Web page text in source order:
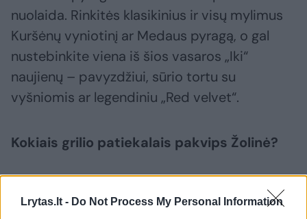
Lrytas.lt - Do Not Process My Personal Information
nuolaida. Rinkitės klasikinius ir visų mylimus
Kuršėnų vyniotinį ar Medaus pyragą, o gal
nustebinkite viena iš šios vasaros „Iki“
naujienų – pavyzdžiui, sūrio tortu su
vyšniomis ar legendiniu „Red velvet“.
Kokiais grilio patiekalais pakvips Žolinė?
kasdien. Jeigu ketinate pagal savą receptą